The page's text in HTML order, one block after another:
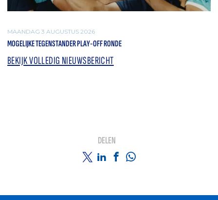
MAANDAG 3 AUGUSTUS 2026
MOGELIJKE TEGENSTANDER PLAY-OFF RONDE
BEKIJK VOLLEDIG NIEUWSBERICHT
DELEN